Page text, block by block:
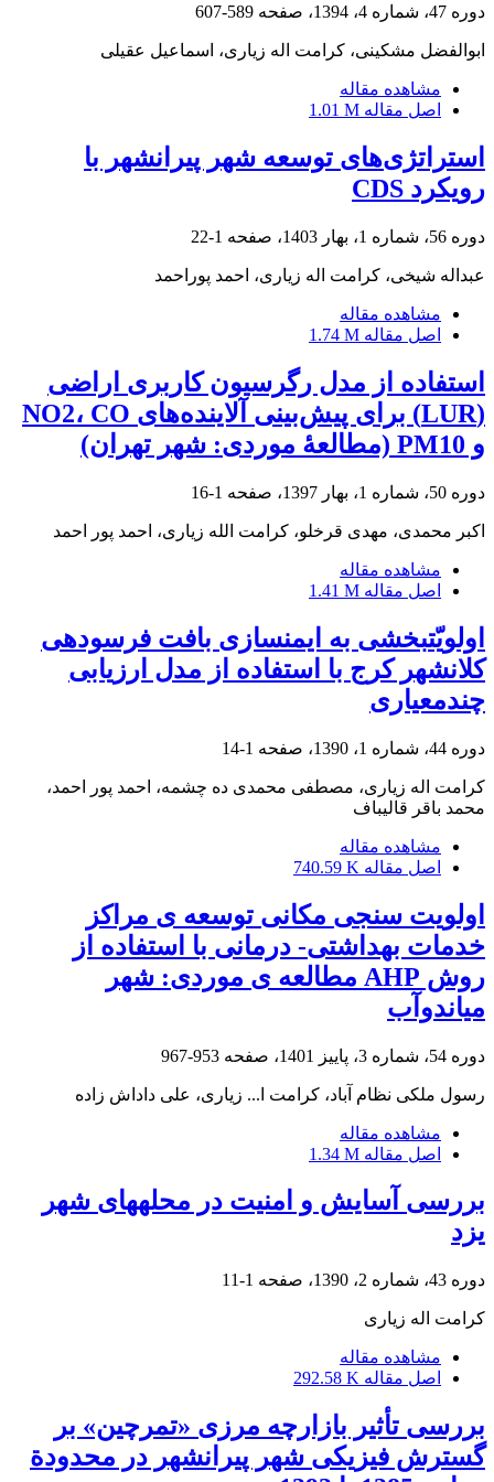
دوره 47، شماره 4، 1394، صفحه 589-607
ابوالفضل مشکینی، کرامت اله زیاری، اسماعیل عقیلی
مشاهده مقاله
اصل مقاله 1.01 M
استراتژی‌های توسعه شهر پیرانشهر با
رویکرد CDS
دوره 56، شماره 1، بهار 1403، صفحه 1-22
عبداله شیخی، کرامت اله زیاری، احمد پوراحمد
مشاهده مقاله
اصل مقاله 1.74 M
استفاده از مدل رگرسیون کاربری اراضی
(LUR) برای پیش‌بینی آلاینده‌های NO2، CO
و PM10 (مطالعۀ موردی: شهر تهران)
دوره 50، شماره 1، بهار 1397، صفحه 1-16
اکبر محمدی، مهدی قرخلو، کرامت الله زیاری، احمد پور احمد
مشاهده مقاله
اصل مقاله 1.41 M
اولویّت‎بخشی به ایمن‎سازی بافت فرسوده‎ی
کلان‎شهر کرج با استفاده از مدل ارزیابی
چندمعیاری
دوره 44، شماره 1، 1390، صفحه 1-14
کرامت اله زیاری، مصطفی محمدی ده چشمه، احمد پور احمد،
محمد باقر قالیباف
مشاهده مقاله
اصل مقاله 740.59 K
اولویت سنجی مکانی توسعه ی مراکز
خدمات بهداشتی- درمانی با استفاده از
روش AHP مطالعه ی موردی: شهر
میاندوآب
دوره 54، شماره 3، پاییز 1401، صفحه 953-967
رسول ملکی نظام آباد، کرامت ا... زیاری، علی داداش زاده
مشاهده مقاله
اصل مقاله 1.34 M
بررسی آسایش و امنیت در محله‎های شهر
یزد
دوره 43، شماره 2، 1390، صفحه 1-11
کرامت اله زیاری
مشاهده مقاله
اصل مقاله 292.58 K
بررسی تأثیر بازارچه مرزی «تمرچین» بر
گسترش فیزیکی شهر پیرانشهر در محدودة